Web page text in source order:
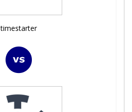
timestarter